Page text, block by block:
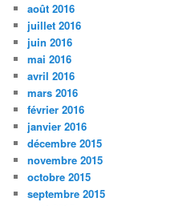
août 2016
juillet 2016
juin 2016
mai 2016
avril 2016
mars 2016
février 2016
janvier 2016
décembre 2015
novembre 2015
octobre 2015
septembre 2015